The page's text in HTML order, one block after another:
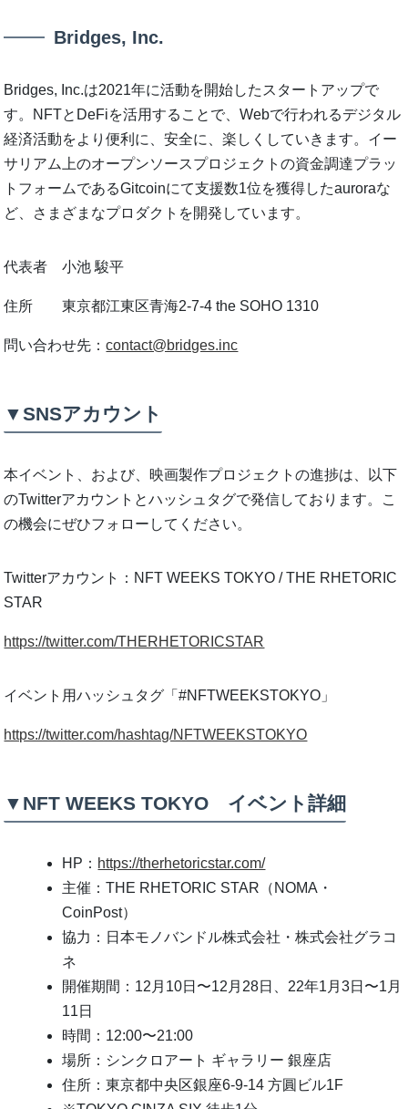
Bridges, Inc.
Bridges, Inc.は2021年に活動を開始したスタートアップで
す。NFTとDeFiを活用することで、Webで行われるデジタル
経済活動をより便利に、安全に、楽しくしていきます。イー
サリアム上のオープンソースプロジェクトの資金調達プラッ
トフォームであるGitcoinにて支援数1位を獲得したauroraな
ど、さまざまなプロダクトを開発しています。
代表者 小池 駿平
住所 東京都江東区青海2-7-4 the SOHO 1310
問い合わせ先：contact@bridges.inc
▼SNSアカウント
本イベント、および、映画製作プロジェクトの進捗は、以下
のTwitterアカウントとハッシュタグで発信しております。こ
の機会にぜひフォローしてください。
Twitterアカウント：NFT WEEKS TOKYO / THE RHETORIC
STAR
https://twitter.com/THERHETORICSTAR
イベント用ハッシュタグ「#NFTWEEKSTOKYO」
https://twitter.com/hashtag/NFTWEEKSTOKYO
▼NFT WEEKS TOKYO イベント詳細
HP： https://therhetoricstar.com/
主催：THE RHETORIC STAR（NOMA・
CoinPost）
協力：日本モノバンドル株式会社・株式会社グラコ
ネ
開催期間：12月10日〜12月28日、22年1月3日〜1月
11日
時間：12:00〜21:00
場所：​​シンクロアート ギャラリー 銀座店
住所：東京都中央区銀座6-9-14 方圓ビル1F